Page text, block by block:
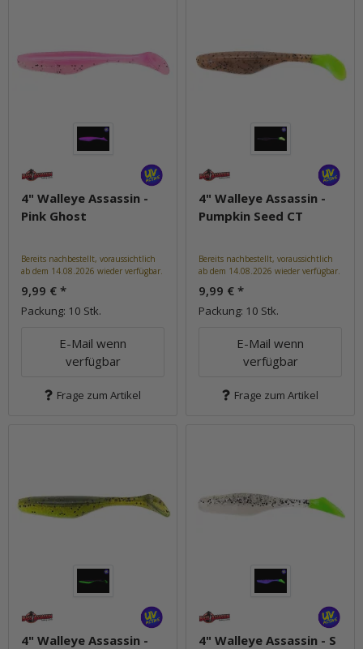
4" Walleye Assassin -
Pink Ghost
Bereits nachbestellt, voraussichtlich
ab dem 14.08.2026 wieder verfügbar.
9,99 € *
Packung: 10 Stk.
E-Mail wenn
verfügbar
Frage zum Artikel
4" Walleye Assassin -
Pumpkin Seed CT
Bereits nachbestellt, voraussichtlich
ab dem 14.08.2026 wieder verfügbar.
9,99 € *
Packung: 10 Stk.
E-Mail wenn
verfügbar
Frage zum Artikel
4" Walleye Assassin -
4" Walleye Assassin - S